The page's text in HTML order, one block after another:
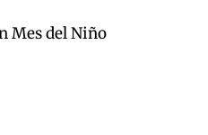
Mes del Niño